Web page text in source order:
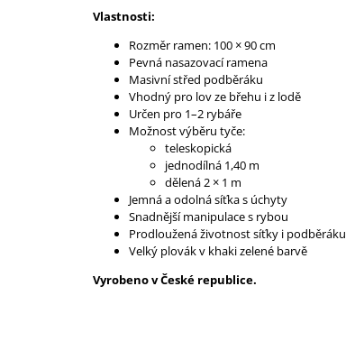
Vlastnosti:
Rozměr ramen: 100 × 90 cm
Pevná nasazovací ramena
Masivní střed podběráku
Vhodný pro lov ze břehu i z lodě
Určen pro 1–2 rybáře
Možnost výběru tyče:
teleskopická
jednodílná 1,40 m
dělená 2 × 1 m
Jemná a odolná síťka s úchyty
Snadnější manipulace s rybou
Prodloužená životnost síťky i podběráku
Velký plovák v khaki zelené barvě
Vyrobeno v České republice.